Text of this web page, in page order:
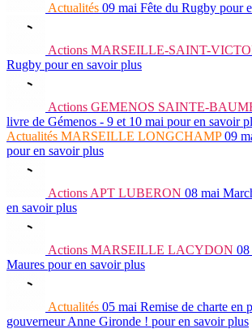
Actualités 09 mai Fête du Rugby pour
Actions MARSEILLE-SAINT-
Rugby pour en savoir plus
Actions GEMENOS SAINTE-
livre de Gémenos - 9 et 10 mai pour en savoir
Actualités MARSEILLE LONGCHAMP 09
pour en savoir plus
Actions APT LUBERON 08 mai
en savoir plus
Actions MARSEILLE LACYDON 08
Maures pour en savoir plus
Actualités 05 mai Remise de charte en
gouverneur Anne Gironde ! pour en savoir plus